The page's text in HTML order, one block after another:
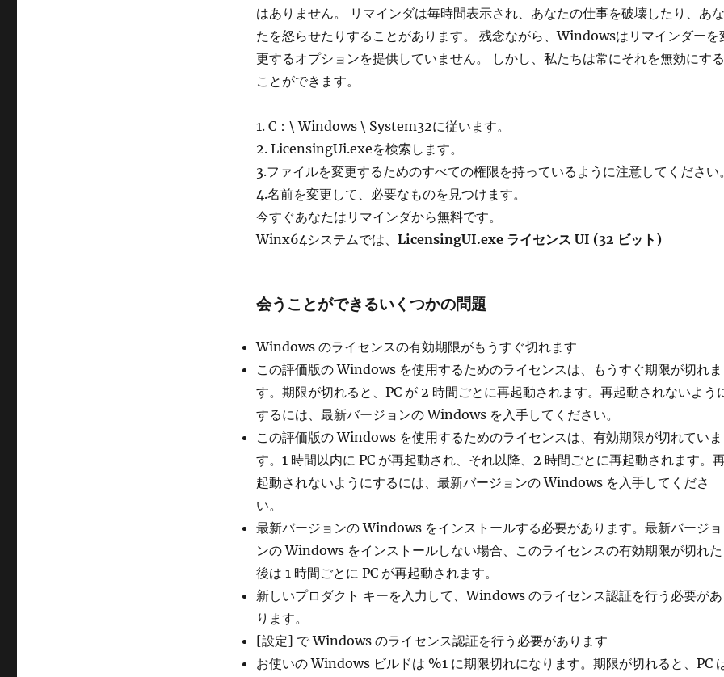
はありません。 リマインダは毎時間表示され、あなたの仕事を破壊したり、あな
たを怒らせたりすることがあります。 残念ながら、Windowsはリマインダーを
更するオプションを提供していません。 しかし、私たちは常にそれを無効にする
ことができます。
1. C：\ Windows \ System32に従います。
2. LicensingUi.exeを検索します。
3.ファイルを変更するためのすべての権限を持っているように注意してください。
4.名前を変更して、必要なものを見つけます。
今すぐあなたはリマインダから無料です。
Winx64システムでは、 LicensingUI.exe ライセンス UI (32 ビット)
会うことができるいくつかの問題
Windows のライセンスの有効期限がもうすぐ切れます
この評価版の Windows を使用するためのライセンスは、もうすぐ期限が切れま
す。期限が切れると、PC が 2 時間ごとに再起動されます。再起動されないよう
するには、最新バージョンの Windows を入手してください。
この評価版の Windows を使用するためのライセンスは、有効期限が切れていま
す。1 時間以内に PC が再起動され、それ以降、2 時間ごとに再起動されます。
起動されないようにするには、最新バージョンの Windows を入手してくださ
い。
最新バージョンの Windows をインストールする必要があります。最新バージョ
ンの Windows をインストールしない場合、このライセンスの有効期限が切れた
後は 1 時間ごとに PC が再起動されます。
新しいプロダクト キーを入力して、Windows のライセンス認証を行う必要があ
ります。
[設定] で Windows のライセンス認証を行う必要があります
お使いの Windows ビルドは %1 に期限切れになります。期限が切れると、PC